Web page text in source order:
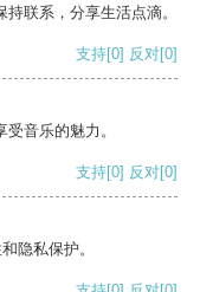
联系，分享生活点滴。
支持[0] 反对[0]
音乐的魅力。
支持[0] 反对[0]
隐私保护。